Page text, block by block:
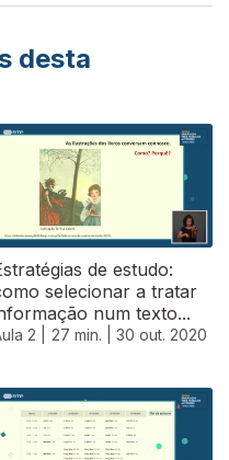
desta
de estudo:
selecionar a tratar
num texto...
2 | 27 min. | 30 out. 2020